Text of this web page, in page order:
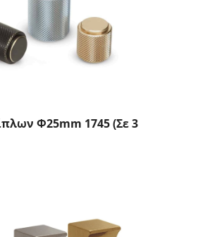
Φ25mm 1745 (Σε 3